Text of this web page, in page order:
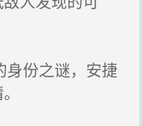
份之谜，安捷